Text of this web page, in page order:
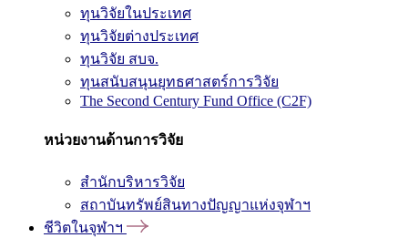
ทุนวิจัยในประเทศ
ทุนวิจัยต่างประเทศ
ทุนวิจัย สบจ.
ทุนสนับสนุนยุทธศาสตร์การวิจัย
The Second Century Fund Office (C2F)
หน่วยงานด้านการวิจัย
สำนักบริหารวิจัย
สถาบันทรัพย์สินทางปัญญาแห่งจุฬาฯ
ชีวิตในจุฬาฯ